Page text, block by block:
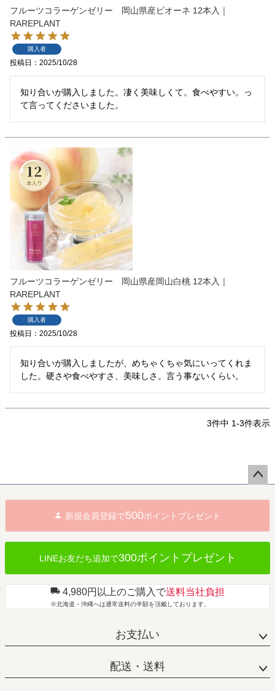
フルーツコラーゲンゼリー 岡山県産ピオーネ 12本入｜
RAREPLANT
購入者
投稿日 2025/10/28
知り合いが購入しました。凄く美味しくて。食べやすい。っ
て言ってくださいました。
フルーツコラーゲンゼリー 岡山県産岡山白桃 12本入｜
RAREPLANT
購入者
投稿日 2025/10/28
知り合いが購入しましたが、めちゃくちゃ気にいってくれま
した。硬さや食べやすさ、美味しさ。言う事ないくらい。
3件中 1-3件表示
へ
新規会員登録で500ポイントプレゼント
LINEお友だち追加で300ポイントプレゼント
4,980円以上のご購入で送料当社負担
※北海道・沖縄へは通常送料の半額を頂戴しております。
お支払い
配送・送料